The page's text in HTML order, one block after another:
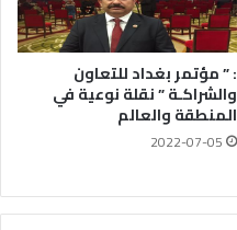
: ” مؤتمر بغداد للتعاون
والشراكـة ” نقلة نوعية في
المنطقة والعالم
2022-07-05